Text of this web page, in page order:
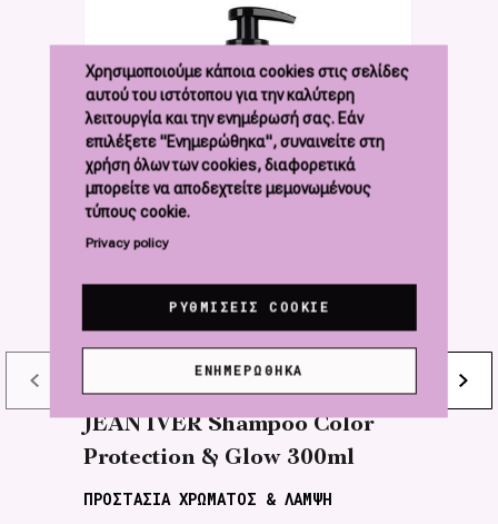
JEAN IVER Shampoo Color
Protection & Glow 300ml
ΠΡΟΣΤΑΣΙΑ ΧΡΩΜΑΤΟΣ & ΛΑΜΨΗ
Χρησιμοποιούμε κάποια cookies στις σελίδες
αυτού του ιστότοπου για την καλύτερη
λειτουργία και την ενημέρωσή σας. Εάν
επιλέξετε "Ενημερώθηκα", συναινείτε στη
χρήση όλων των cookies, διαφορετικά
μπορείτε να αποδεχτείτε μεμονωμένους
τύπους cookie.
Privacy policy
ΡΥΘΜΊΣΕΙΣ COOKIE
ΕΝΗΜΕΡΏΘΗΚΑ